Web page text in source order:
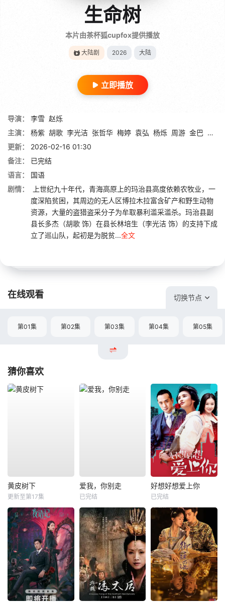
生命树
本片由茶杯狐cupfox提供播放
大陆剧 2026 大陆
立即播放
导演： 李雪 赵烁
主演：
杨紫 胡歌 李光洁 张哲华 梅婷 袁弘 杨烁 周游 金巴 冯兵
更新：
2026-02-16 01:30
备注：
已完结
语言：
国语
剧情：
上世纪九十年代，青海高原上的玛治县高度依赖农牧业，一
度深陷贫困，其周边的无人区博拉木拉富含矿产和野生动物
资源，大量的盗猎盗采分子为牟取暴利滥采滥杀。玛治县副
县长多杰（胡歌 饰）在县长林培生（李光洁 饰）的支持下成
立了巡山队，起初是为脱贫...全文
在线观看 切换节点
第01集 第02集 第03集 第04集 第05集
猜你喜欢
黄皮树下
更新至第17集
爱我，你别走
已完结
好想好想爱上你
已完结